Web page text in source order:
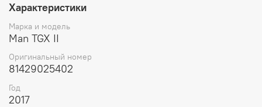
Характеристики
Марка и модель
Man TGX II
Оригинальный номер
81429025402
Год
2017